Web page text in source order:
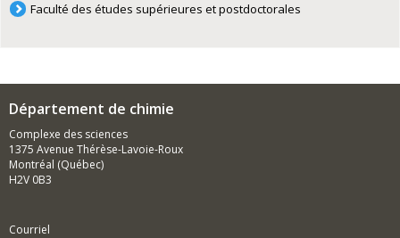
Faculté des études supérieures et postdoctorales
Département de chimie
Complexe des sciences
1375 Avenue Thérèse-Lavoie-Roux
Montréal (Québec)
H2V 0B3
Courriel